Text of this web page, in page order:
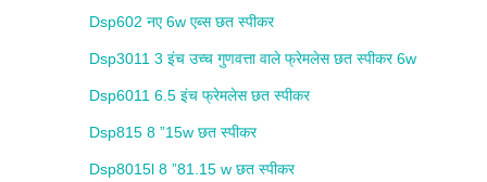
Dsp602 नए 6w एब्स छत स्पीकर
Dsp3011 3 इंच उच्च गुणवत्ता वाले फ्रेमलेस छत स्पीकर 6w
Dsp6011 6.5 इंच फ्रेमलेस छत स्पीकर
Dsp815 8 ”15w छत स्पीकर
Dsp8015l 8 ”81.15 w छत स्पीकर